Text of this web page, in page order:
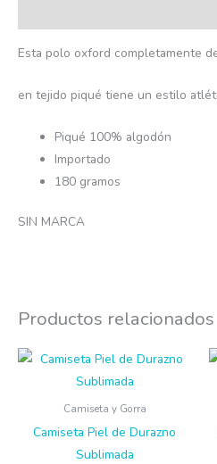
Esta polo oxford completamente
en tejido piqué tiene un estilo
Piqué 100% algodón
Importado
180 gramos
SIN MARCA
Productos relacionados
Camiseta y Gorra
Camiseta Piel de Durazno
Sublimada
Rango
$16,000
Este